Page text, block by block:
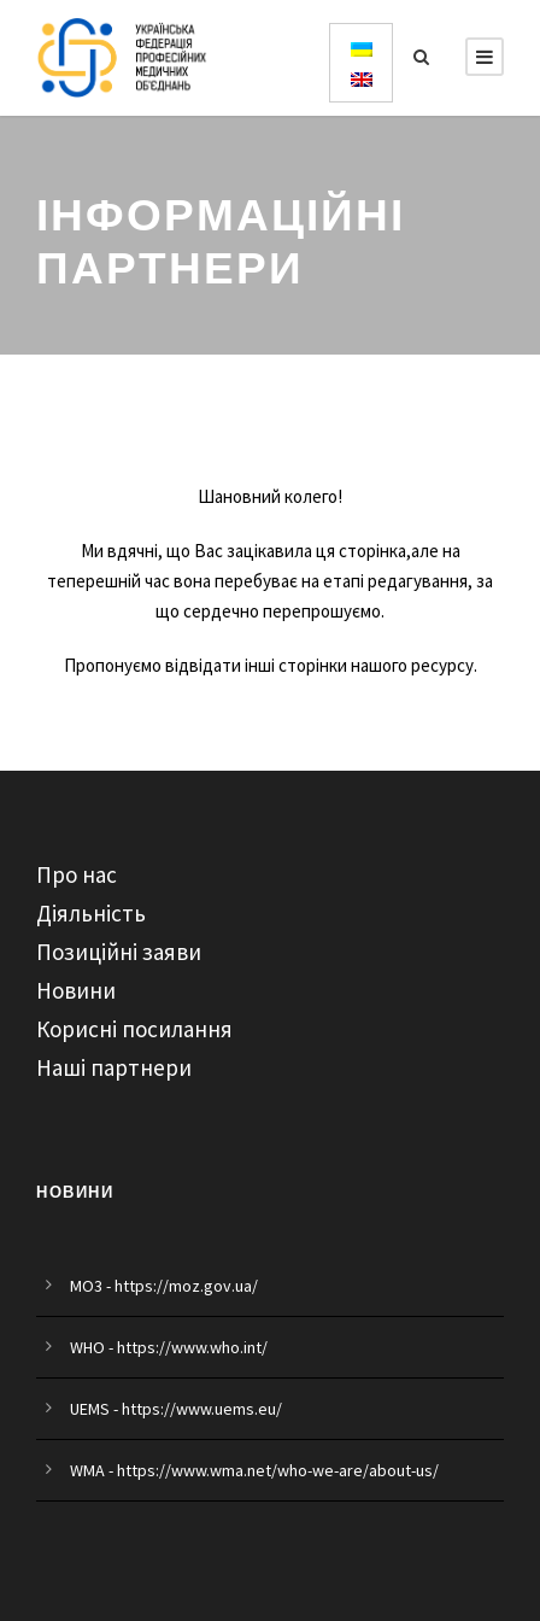
ІНФОРМАЦІЙНІ
ПАРТНЕРИ
Шановний колего!
Ми вдячні, що Вас зацікавила ця сторінка,але на
теперешній час вона перебуває на етапі редагування, за
що сердечно перепрошуємо.
Пропонуємо відвідати інші сторінки нашого ресурсу.
Про нас
Діяльність
Позиційні заяви
Новини
Корисні посилання
Наші партнери
НОВИНИ
MO3 - https://moz.gov.ua/
WHO - https://www.who.int/
UEMS - https://www.uems.eu/
WMA - https://www.wma.net/who-we-are/about-us/